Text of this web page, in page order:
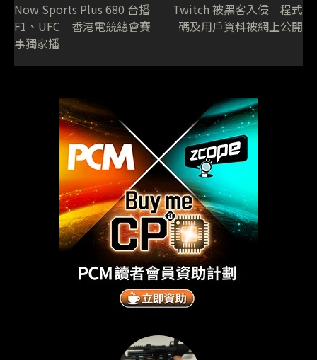
Now Sports Plus 680 台播
F1、UFC 香港電競總會賽
事獨家播
Twitch 被黑客入侵 程式
碼及用戶資料被網上公開